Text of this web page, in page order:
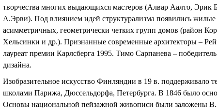
творчества многих выдающихся мастеров (Алвар Аалто,
А.Эрви). Под влиянием идей структурализма появились жилые
асимметричных, геометрически четких групп домов (район
Хельсинки и др.). Признанные современные архитекторы –
лауреат премии Карлсберга 1995. Тимо Сарпанева –
дизайна.
Изобразительное искусство Финляндии в 19 в. поддерживало
школами Парижа, Дюссельдорфа, Петербурга. В 1846 было
Основы национальной пейзажной живописи были заложены